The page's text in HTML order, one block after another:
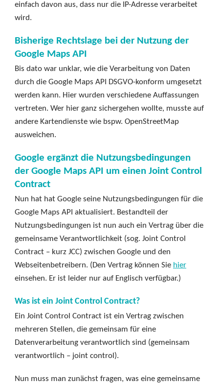
einfach davon aus, dass nur die IP-Adresse verarbeitet
wird.
Bisherige Rechtslage bei der Nutzung der
Google Maps API
Bis dato war unklar, wie die Verarbeitung von Daten
durch die Google Maps API DSGVO-konform umgesetzt
werden kann. Hier wurden verschiedene Auffassungen
vertreten. Wer hier ganz sichergehen wollte, musste auf
andere Kartendienste wie bspw. OpenStreetMap
ausweichen.
Google ergänzt die Nutzungsbedingungen
der Google Maps API um einen Joint Control
Contract
Nun hat hat Google seine Nutzungsbedingungen für die
Google Maps API aktualisiert. Bestandteil der
Nutzungsbedingungen ist nun auch ein Vertrag über die
gemeinsame Verantwortlichkeit (sog. Joint Control
Contract – kurz JCC) zwischen Google und den
Webseitenbetreibern. (Den Vertrag können Sie hier
einsehen. Er ist leider nur auf Englisch verfügbar.)
Was ist ein Joint Control Contract?
Ein Joint Control Contract ist ein Vertrag zwischen
mehreren Stellen, die gemeinsam für eine
Datenverarbeitung verantwortlich sind (gemeinsam
verantwortlich – joint control).
Nun muss man zunächst fragen, was eine gemeinsame